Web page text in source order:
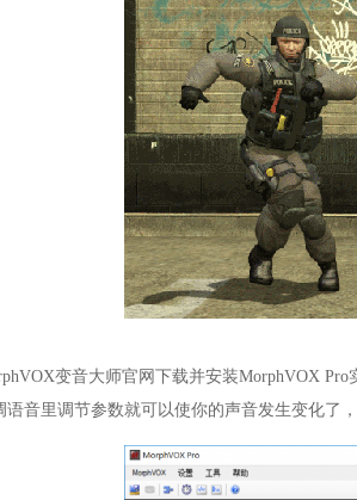
变音大师官网下载并安装MorphVOX
语音里调节参数就可以使你的声音发生变化了